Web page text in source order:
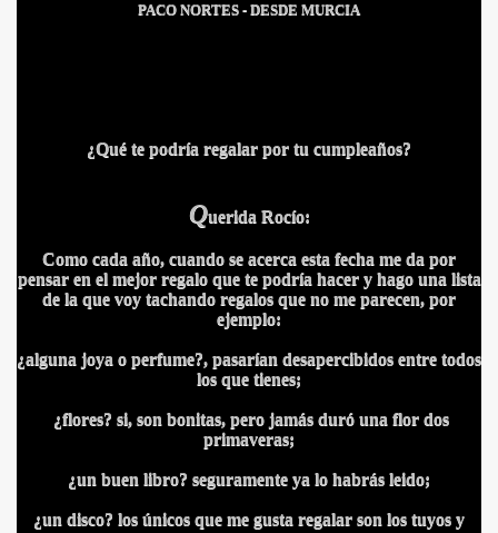
PACO NORTES - DESDE MURCIA
¿Qué te podría regalar por tu cumpleaños?
Querida Rocío:
Como cada año, cuando se acerca esta fecha me da por
pensar en el mejor regalo que te podría hacer y hago una lista
de la que voy tachando regalos que no me parecen, por
ejemplo:
¿alguna joya o perfume?, pasarían desapercibidos entre todos
los que tienes;
¿flores? si, son bonitas, pero jamás duró una flor dos
primaveras;
¿un buen libro? seguramente ya lo habrás leido;
¿un disco? los únicos que me gusta regalar son los tuyos y